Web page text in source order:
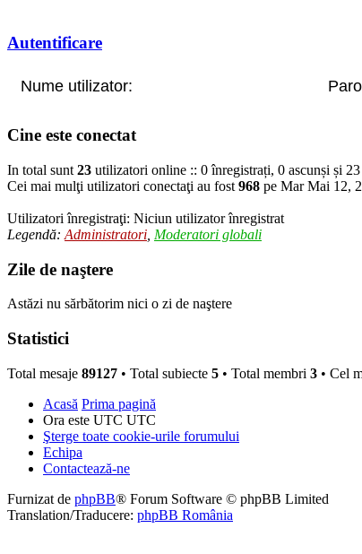
Autentificare
Nume utilizator:
Cine este conectat
In total sunt 23 utilizatori online :: 0 înregistrați, 0 ascunși și
Cei mai mulţi utilizatori conectaţi au fost 968 pe Mar Mai 12,
Utilizatori înregistraţi: Niciun utilizator înregistrat
Legendă: Administratori Moderatori globali
Zile de naştere
Astăzi nu sărbătorim nici o zi de naştere
Statistici
Total mesaje 89127 • Total subiecte 5 • Total membri 3 • Cel
Acasă Prima pagină
Ora este UTC UTC
Şterge toate cookie-urile forumului
Echipa
Contactează-ne
Furnizat de phpBB® Forum Software © phpBB Limited
Translation/Traducere: phpBB România